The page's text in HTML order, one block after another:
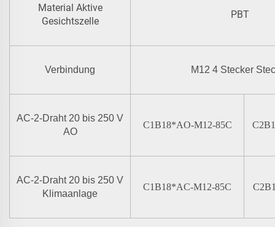
Material Aktive
Gesichtszelle
PBT
Verbindung M12 4 Stecker
AC-2-Draht 20 bis 250 V
AO
C1B18*AO-M12-85C
AC-2-Draht 20 bis 250 V
Klimaanlage
C1B18*AC-M12-85C